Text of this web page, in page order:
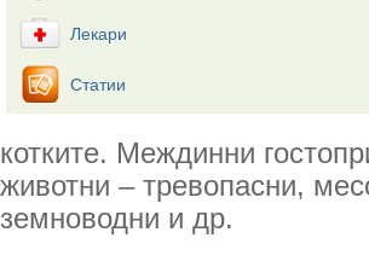
Лекари
Статии
котките. Междинни
животни – тревопасни,
земноводни и др.